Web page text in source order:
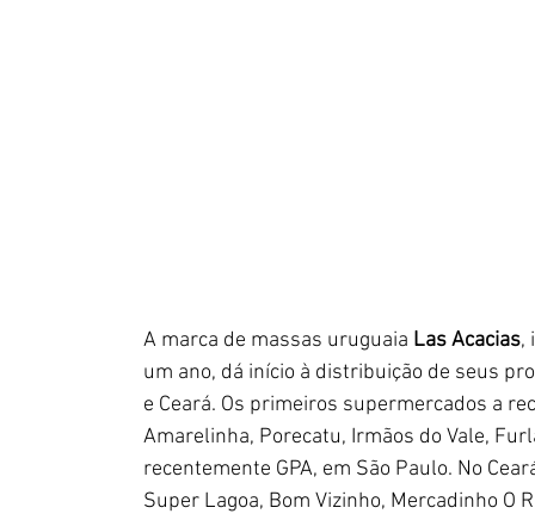
A marca de massas uruguaia Las Acacias,
um ano, dá início à distribuição de seus
e Ceará. Os primeiros supermercados a
Amarelinha, Porecatu, Irmãos do Vale,
recentemente GPA, em São Paulo. No
Super Lagoa, Bom Vizinho, Mercadinho O